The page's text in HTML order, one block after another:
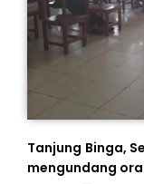
Tanjung Binga,
mengundang